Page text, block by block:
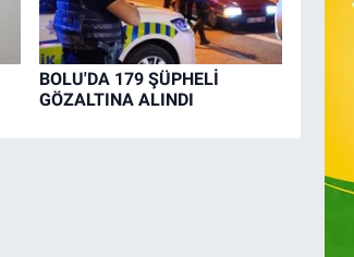
BOLU'DA 179 ŞÜPHELİ
GÖZALTINA ALINDI